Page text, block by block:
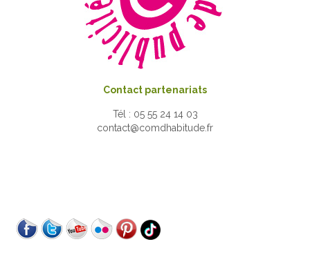
Contact partenariats
Tél : 05 55 24 14 03
contact@comdhabitude.fr